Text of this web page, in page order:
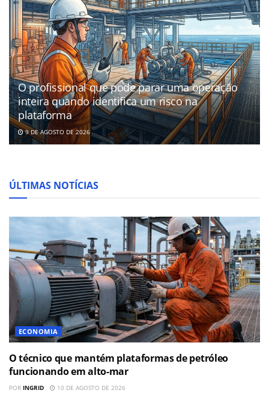
O profissional que pode parar uma operação
inteira quando identifica um risco na
plataforma
9 DE AGOSTO DE 2026
ÚLTIMAS NOTÍCIAS
ECONOMIA
O técnico que mantém plataformas de petróleo
funcionando em alto-mar
POR INGRID 10 DE AGOSTO DE 2026